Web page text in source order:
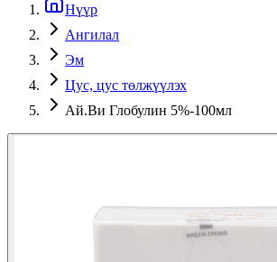
Нүүр
Ангилал
Эм
Цус, цус төлжүүлэх
Ай.Ви Глобулин 5%-100мл